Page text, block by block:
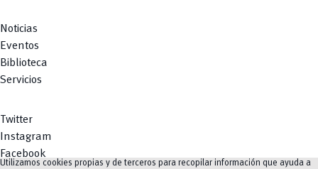
Noticias
Eventos
Biblioteca
Servicios
Twitter
Instagram
Facebook
Utilizamos cookies propias y de terceros para recopilar información que ayuda a